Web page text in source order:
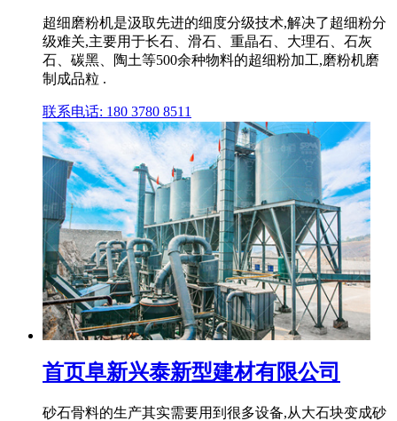
超细磨粉机是汲取先进的细度分级技术,解决了超细粉分
级难关,主要用于长石、滑石、重晶石、大理石、石灰
石、碳黑、陶土等500余种物料的超细粉加工,磨粉机磨
制成品粒 .
联系电话: 180 3780 8511
首页阜新兴泰新型建材有限公司
砂石骨料的生产其实需要用到很多设备,从大石块变成砂